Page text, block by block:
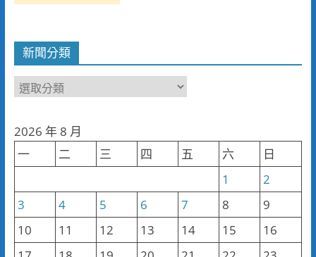
新聞分類
新
類
2026 年 8 月
一
二 三 四 五 六
日
1
2
3
4 5 6 7 8
9
10
11 12 13 14 15
16